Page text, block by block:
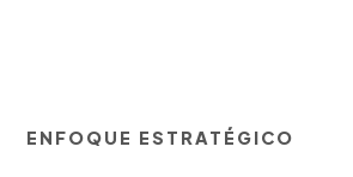
ENFOQUE ESTRATÉGICO